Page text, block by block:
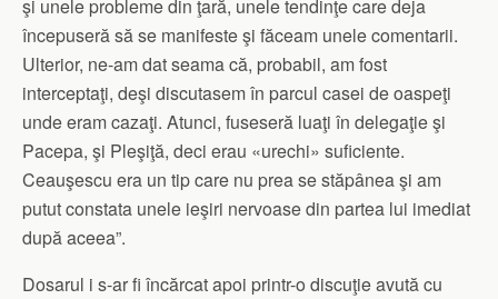
şi unele probleme din ţară, unele tendinţe care deja
începuseră să se manifeste şi făceam unele comentarii.
Ulterior, ne-am dat seama că, probabil, am fost
interceptaţi, deşi discutasem în parcul casei de oaspeţi
unde eram cazaţi. Atunci, fuseseră luaţi în delegaţie şi
Pacepa, şi Pleşiţă, deci erau «urechi» suficiente.
Ceauşescu era un tip care nu prea se stăpânea şi am
putut constata unele ieşiri nervoase din partea lui imediat
după aceea”.
Dosarul i s-ar fi încărcat apoi printr-o discuţie avută cu